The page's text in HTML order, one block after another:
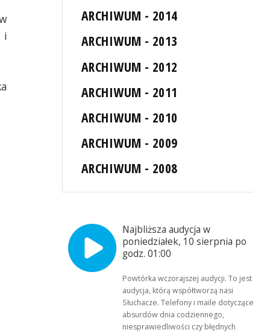
i
ARCHIWUM - 2014
ARCHIWUM - 2013
ARCHIWUM - 2012
ARCHIWUM - 2011
ARCHIWUM - 2010
ARCHIWUM - 2009
ARCHIWUM - 2008
Najbliższa audycja w
poniedziałek, 10 sierpnia po
godz. 01:00
Powtórka wczorajszej audycji. To jest
audycja, którą współtworzą nasi
Słuchacze. Telefony i maile dotyczące
absurdów dnia codziennego,
niesprawiedliwości czy błędnych